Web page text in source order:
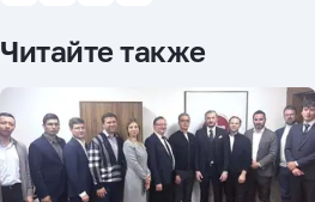
Читайте также